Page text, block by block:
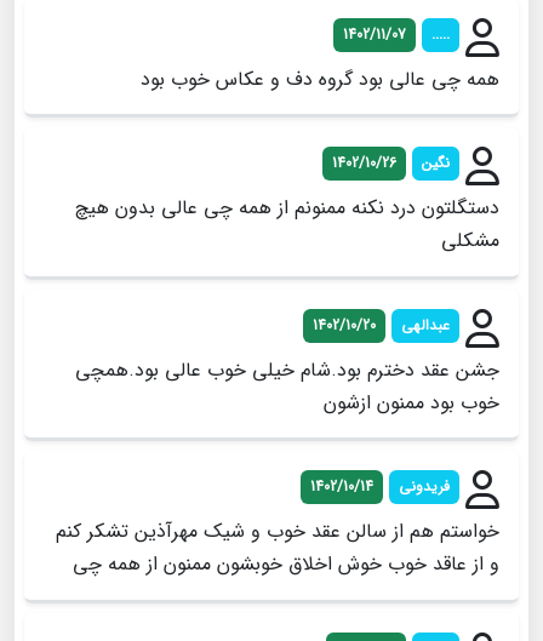
.....
1402/11/07
همه چی عالی بود گروه دف و عکاس خوب بود
نگین 1402/10/26
دستگلتون درد نکنه ممنونم از همه چی عالی بدون هیچ
مشکلی
عبدالهی 1402/10/20
جشن عقد دخترم بود.شام خیلی خوب عالی بود.همچی
خوب بود ممنون ازشون
فریدونی 1402/10/14
خواستم هم از سالن عقد خوب و شیک مهرآذین تشکر کنم
و از عاقد خوب خوش اخلاق خوبشون ممنون از همه چی